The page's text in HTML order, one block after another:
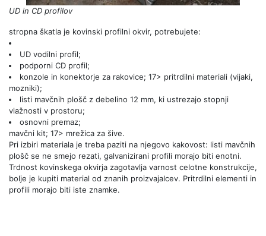
UD in CD profilov
stropna škatla je kovinski profilni okvir, potrebujete:
UD vodilni profil;
podporni CD profil;
konzole in konektorje za rakovice; 17> pritrdilni materiali (vijaki,
mozniki);
listi mavčnih plošč z debelino 12 mm, ki ustrezajo stopnji
vlažnosti v prostoru;
osnovni premaz;
mavčni kit; 17> mrežica za šive.
Pri izbiri materiala je treba paziti na njegovo kakovost: listi mavčnih
plošč se ne smejo rezati, galvanizirani profili morajo biti enotni.
Trdnost kovinskega okvirja zagotavlja varnost celotne konstrukcije,
bolje je kupiti material od znanih proizvajalcev. Pritrdilni elementi in
profili morajo biti iste znamke.